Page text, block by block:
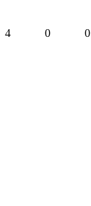
4 0 0